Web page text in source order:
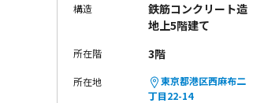
構造
鉄筋コンクリート造
地上5階建て
所在階 3階
所在地
東京都港区西麻布二
丁目22-14